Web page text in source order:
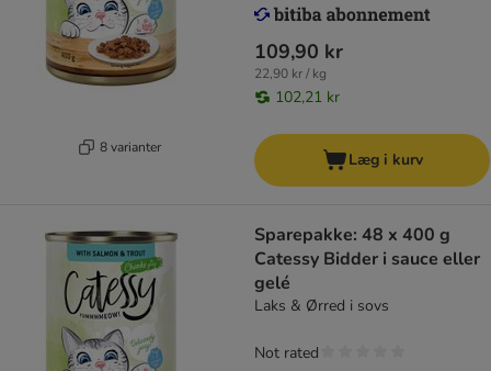
8 varianter
109,90 kr
22,90 kr / kg
102,21 kr
Læg i kurv
Sparepakke: 48 x 400 g
Catessy Bidder i sauce eller
gelé
Laks & Ørred i sovs
Not rated